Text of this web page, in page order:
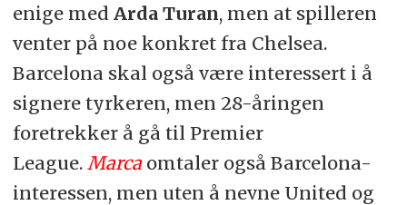
enige med Arda Turan, men at spilleren
venter på noe konkret fra Chelsea.
Barcelona skal også være interessert i å
signere tyrkeren, men 28-åringen
foretrekker å gå til Premier
League. Marcaomtaler også Barcelona-
interessen, men uten å nevne United og